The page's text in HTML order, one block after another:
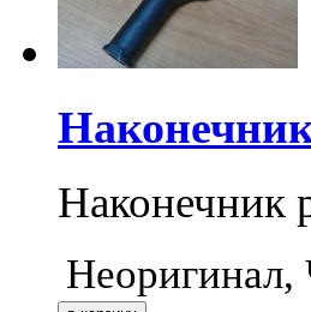
Наконечник
Неоригинал,